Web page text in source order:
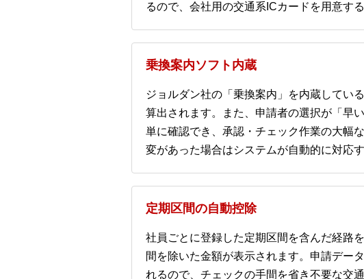
るので、会社用の交通系ICカードを用意す
乗換案内ソフト内蔵
ジョルダン社の「乗換案内」を内蔵してい
算出されます。また、申請者の選択が「早
単に確認でき、承認・チェック作業の大幅
変があった場合はシステムが自動的に対応
定期区間の自動控除
社員ごとに登録した定期区間を含んだ経路
間を除いた金額が表示されます。申請デー
れるので、チェックの手間を省き不要な交